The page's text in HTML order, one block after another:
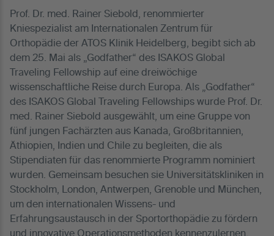
Prof. Dr. med. Rainer Siebold, renommierter
Kniespezialist am Internationalen Zentrum für
Orthopädie der ATOS Klinik Heidelberg, begibt sich ab
dem 25. Mai als „Godfather“ des ISAKOS Global
Traveling Fellowship auf eine dreiwöchige
wissenschaftliche Reise durch Europa. Als „Godfather“
des ISAKOS Global Traveling Fellowships wurde Prof. Dr.
med. Rainer Siebold ausgewählt, um eine Gruppe von
fünf jungen Fachärzten aus Kanada, Großbritannien,
Äthiopien, Indien und Chile zu begleiten, die als
Stipendiaten für das renommierte Programm nominiert
wurden. Gemeinsam besuchen sie Universitätskliniken in
Stockholm, London, Antwerpen, Grenoble und München,
um den internationalen Wissens- und
Erfahrungsaustausch in der Sportorthopädie zu fördern
und innovative Operationsmethoden kennenzulernen.